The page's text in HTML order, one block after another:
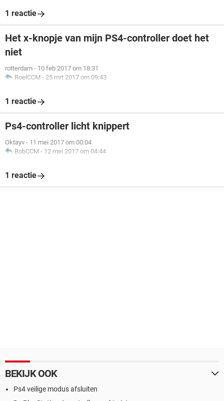
1 reactie
Het x-knopje van mijn PS4-controller doet het
niet
rotterdam - 10 feb 2017 om 18:31
RoelCCM - 25 mrt 2017 om 09:43
1 reactie
Ps4-controller licht knippert
Oktayv - 11 mei 2017 om 00:04
BobCCM - 12 mei 2017 om 04:44
1 reactie
BEKIJK OOK
Ps4 veilige modus afsluiten